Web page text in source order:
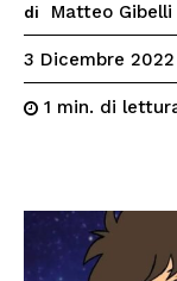
di Matteo Gibelli
3 Dicembre 2022
1 min. di